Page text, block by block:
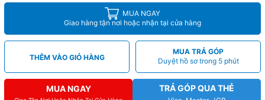
MUA NGAY
Giao hàng tận nơi hoặc nhận tại cửa hàng
THÊM VÀO GIỎ HÀNG
MUA TRẢ GÓP
Duyệt hồ sơ trong 5 phút
MUA NGAY TRẢ GÓP QUA THẺ